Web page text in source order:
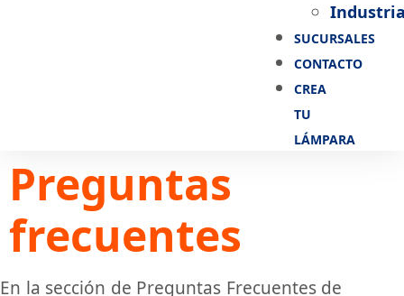
SUCURSALES
CONTACTO
CREA
TU
LÁMPARA
Preguntas
frecuentes
En la sección de Preguntas Frecuentes de